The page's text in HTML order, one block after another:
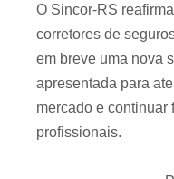
O Sincor-RS
corretores de
em breve uma nova
apresentada para
mercado e continuar
profissionais.